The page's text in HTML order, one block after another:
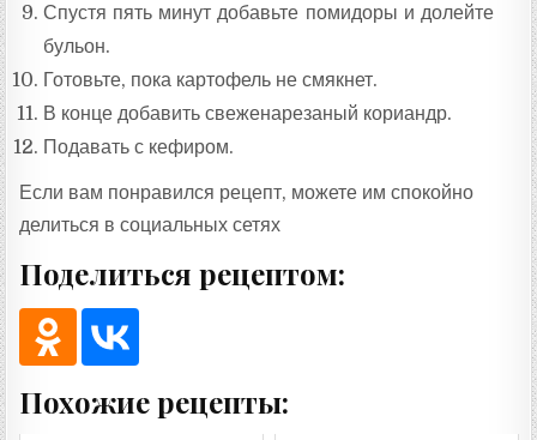
Спустя пять минут добавьте помидоры и долейте
бульон.
Готовьте, пока картофель не смякнет.
В конце добавить свеженарезаный кориандр.
Подавать с кефиром.
Если вам понравился рецепт, можете им спокойно
делиться в социальных сетях
Поделиться рецептом:
Похожие рецепты: